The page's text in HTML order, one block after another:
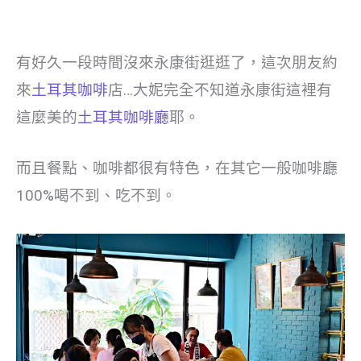
有好久一段時間沒來永康街逛逛了，這次朋友約
來土耳其咖啡店…大妮完全不知道永康街這裡有
這麼美的土耳其咖啡廳耶。
而且餐點、咖啡都很有特色，在其它一般咖啡廳
100%喝不到、吃不到。